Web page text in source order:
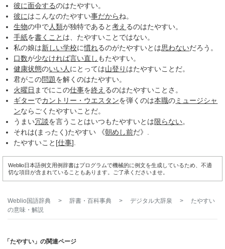
彼に面会するのはたやすい。
彼にはこんなのたやすい事だからね。
生物の中で人類が独特であると考え るのはたやすい。
手紙を書くこと は、たやすいことではない。
私の娘は新しい学校に慣れるのがたやすいとは思わないだろう。
口数が少なければ言い直し もたやすい。
健康状態のいい人 にとっては山登り はたやすいことだ。
君がこの問題を解くのはたやすい。
火曜日 までにこの仕事を終え るのはたやすいことさ。
ギターでカントリー・ウエスタンを弾くのは本職のミュージシャ
ンならごくたやすいことだ。
うまい冗談を言うことはいつもたやすいとは限らない。
それは(まったく)たやすい 《朝めし前だ》.
たやすいこと[仕事].
Weblio日本語例文用例辞書はプログラムで機械的に例文を生成しているため、不適
切な項目が含まれていることもあります。ご了承くださいませ。
Weblio国語辞典 > 辞書・百科事典 > デジタル大辞泉 >
たやすい
の意味・解説
「たやすい」の関連ページ